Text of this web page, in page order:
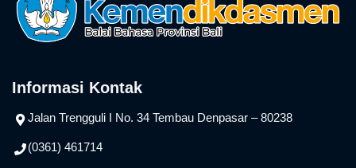
Informasi Kontak
Jalan Trengguli I No. 34 Tembau Denpasar – 80238
(0361) 461714